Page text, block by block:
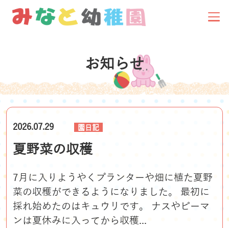
お知らせ
2026.07.29 園日記
夏野菜の収穫
7月に入りようやくプランターや畑に植た夏野
菜の収穫ができるようになりました。 最初に
採れ始めたのはキュウリです。 ナスやピーマ
ンは夏休みに入ってから収穫...